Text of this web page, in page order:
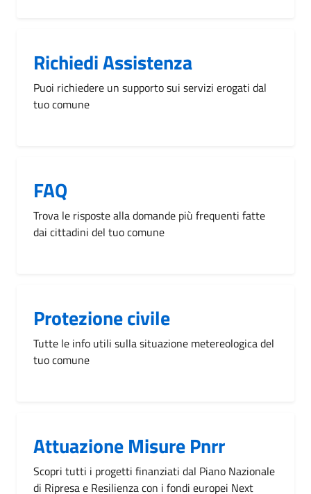
Richiedi Assistenza
Puoi richiedere un supporto sui servizi erogati dal
tuo comune
FAQ
Trova le risposte alla domande più frequenti fatte
dai cittadini del tuo comune
Protezione civile
Tutte le info utili sulla situazione metereologica del
tuo comune
Attuazione Misure Pnrr
Scopri tutti i progetti finanziati dal Piano Nazionale
di Ripresa e Resilienza con i fondi europei Next